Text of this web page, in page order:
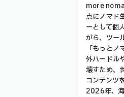
more
点にノマド
ーとして個
がら、ツー
「もっと
外ハードル
壊すため、
コンテンツ
2026年、